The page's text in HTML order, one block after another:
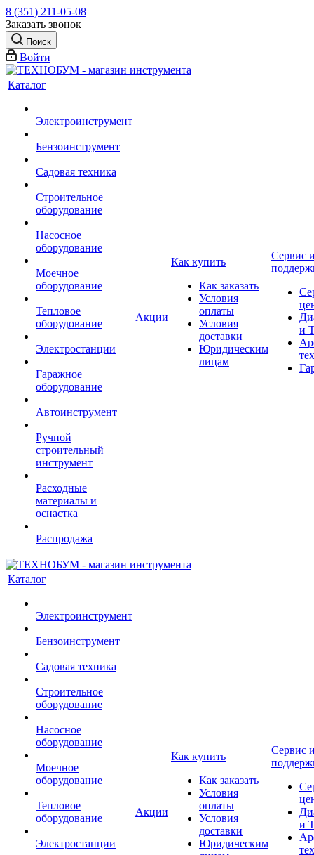
8 (351) 211-05-08
Заказать звонок
Поиск
Войти
Каталог
Электроинструмент
Бензоинструмент
Садовая техника
Строительное
оборудование
Насосное
оборудование
Моечное
оборудование
Тепловое
оборудование
Электростанции
Гаражное
оборудование
Автоинструмент
Ручной
строительный
инструмент
Расходные
материалы и
оснастка
Распродажа
Акции
Как купить
Как заказать
Условия
оплаты
Условия
доставки
Юридическим
лицам
Сервис
и
Каталог
Электроинструмент
Бензоинструмент
Садовая техника
Строительное
оборудование
Насосное
оборудование
Моечное
оборудование
Тепловое
оборудование
Электростанции
Акции
Как купить
Как заказать
Условия
оплаты
Условия
доставки
Юридическим
Сервис
и